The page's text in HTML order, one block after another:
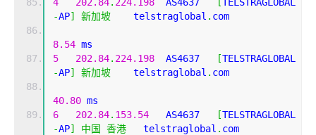
-AP] 新加坡
    telstraglobal
. com
8.54 ms
5
202.84. 224.198
  AS4637
[TELSTRAGLOBAL
-AP] 新加坡
    telstraglobal
. com
40.80 ms
6
202.84. 153.54
   AS4637
[TELSTRAGLOBAL
-AP] 中国 香港
   telstraglobal
. com